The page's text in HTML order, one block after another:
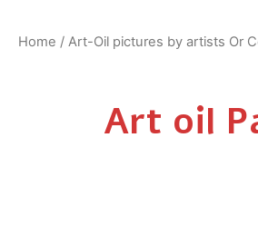
Home / Art-Oil pictures by artists Or
Art oil